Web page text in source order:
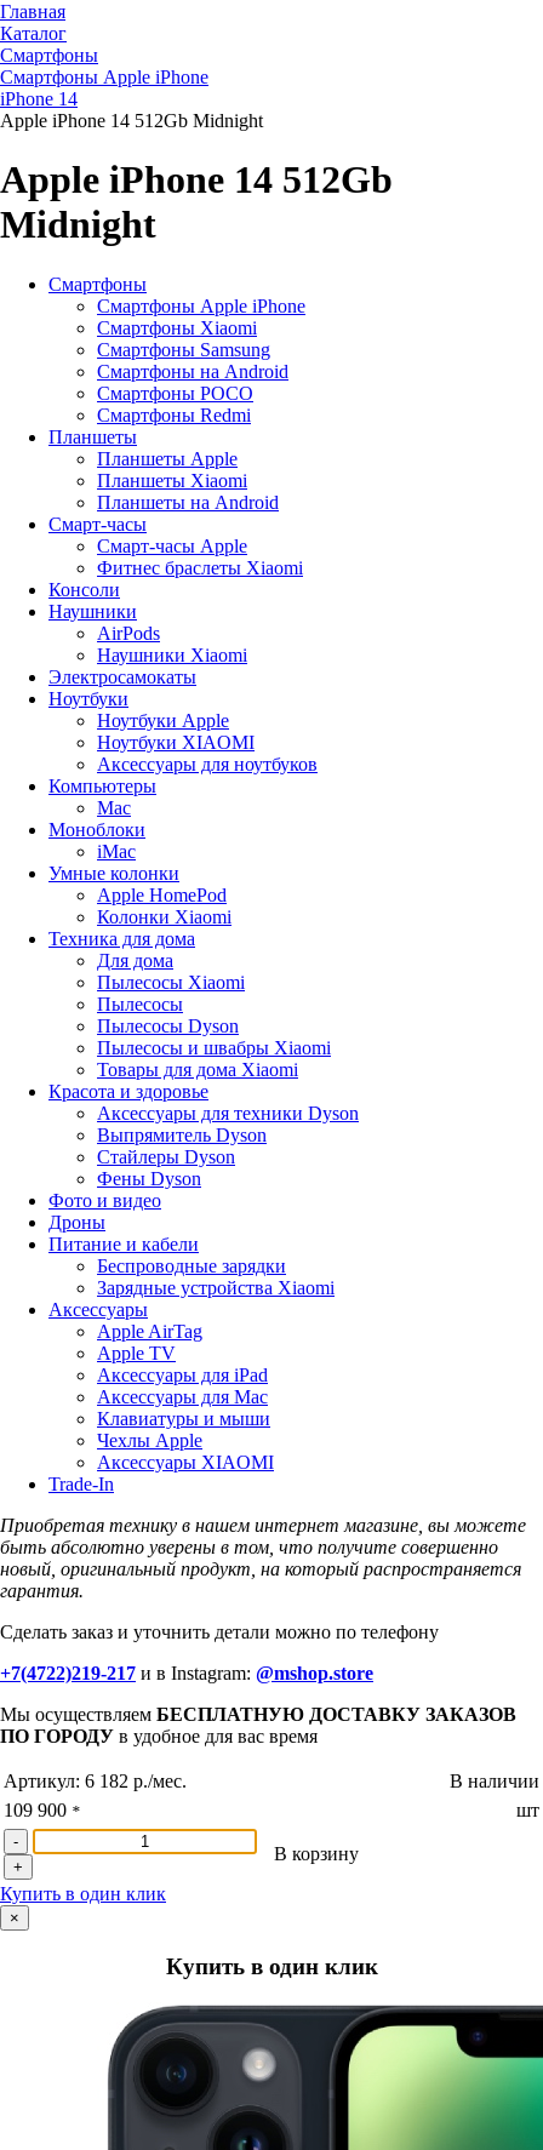
Главная
Каталог
Смартфоны
Смартфоны Apple iPhone
iPhone 14
Apple iPhone 14 512Gb Midnight
Apple iPhone 14 512Gb
Midnight
Смартфоны
Смартфоны Apple iPhone
Смартфоны Хiaomi
Смартфоны Samsung
Смартфоны на Android
Смартфоны POCO
Смартфоны Redmi
Планшеты
Планшеты Apple
Планшеты Xiaomi
Планшеты на Android
Смарт-часы
Смарт-часы Apple
Фитнес браслеты Xiaomi
Консоли
Наушники
AirPods
Наушники Xiaomi
Электросамокаты
Ноутбуки
Ноутбуки Apple
Ноутбуки XIAOMI
Аксессуары для ноутбуков
Компьютеры
Mac
Моноблоки
iMac
Умные колонки
Apple HomePod
Колонки Xiaomi
Техника для дома
Для дома
Пылесосы Xiaomi
Пылесосы
Пылесосы Dyson
Пылесосы и швабры Xiaomi
Товары для дома Xiaomi
Красота и здоровье
Аксессуары для техники Dyson
Выпрямитель Dyson
Стайлеры Dyson
Фены Dyson
Фото и видео
Дроны
Питание и кабели
Беспроводные зарядки
Зарядные устройства Xiaomi
Аксессуары
Apple AirTag
Apple TV
Аксессуары для iPad
Аксессуары для Mac
Клавиатуры и мыши
Чехлы Apple
Аксессуары XIAOMI
Trade-In
Приобретая технику в нашем интернет магазине, вы можете
быть абсолютно уверены в том, что получите совершенно
новый, оригинальный продукт, на который распространяется
гарантия.
Сделать заказ и уточнить детали можно по телефону
+7(4722)219-217 и в Instagram: @mshop.store
Мы осуществляем БЕСПЛАТНУЮ ДОСТАВКУ ЗАКАЗОВ
ПО ГОРОДУ в удобное для вас время
Артикул: 6 182 р./мес.
В наличии
109 900 * шт
-
+
В корзину
Купить в один клик
×
Купить в один клик